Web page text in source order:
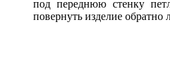
под переднюю стенку
повернуть изделие обратно